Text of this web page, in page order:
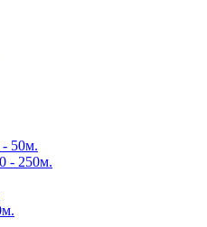
50м.
250м.